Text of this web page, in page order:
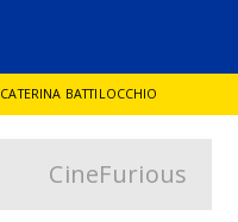
CATERINA BATTILOCCHIO
GIANCARLO DE CATALDO
CineFurious